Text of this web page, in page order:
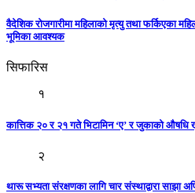
वैदेशिक रोजगारीमा महिलाको मृत्यु तथा फर्किएका
भूमिका आवश्यक
सिफारिस
१
कात्तिक २० र २१ गते भिटामिन ‘ए’ र जुकाको औषधि
२
थारू सभ्यता संरक्षणका लागि चार संस्थाद्वारा साझा